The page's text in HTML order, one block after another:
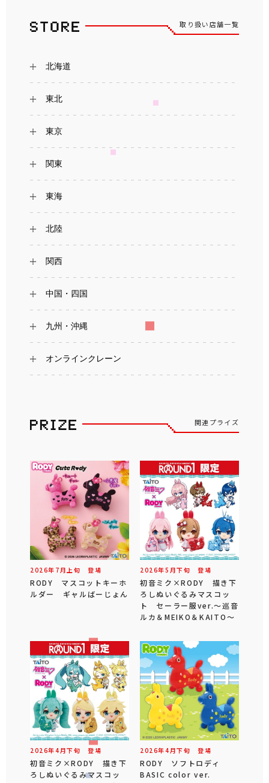
取り扱い店舗一覧
北海道
東北
東京
関東
東海
北陸
関西
中国・四国
九州・沖縄
オンラインクレーン
関連プライズ
2026年 7 月 上旬 登場
RODY マスコットキーホ
ルダー ギャルばーじょん
2026年5 月下旬 登場
初音ミク×RODY 描き下
ろしぬいぐるみマスコッ
ト セーラー服ver.～巡音
ルカ＆MEIKO＆KAITO～
2026年4 月下旬 登場
初音ミク×RODY 描き下
ろしぬいぐるみマスコッ
2026年4 月下旬 登場
RODY ソフトロディ
BASIC color ver.